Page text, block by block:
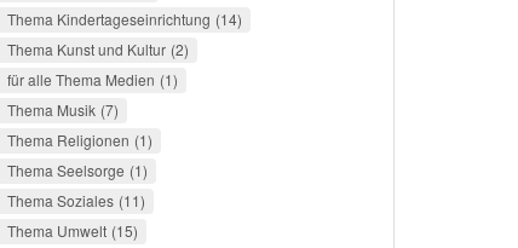
Thema Kindertageseinrichtung 14
Thema Kunst und Kultur 2
für alle Thema Medien 1
Thema Musik 7
Thema Religionen 1
Thema Seelsorge 1
Thema Soziales 11
Thema Umwelt 15